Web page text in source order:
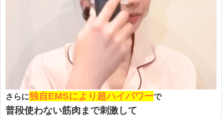
さらに独自EMSにより超ハイパワーで
普段使わない筋肉まで刺激して